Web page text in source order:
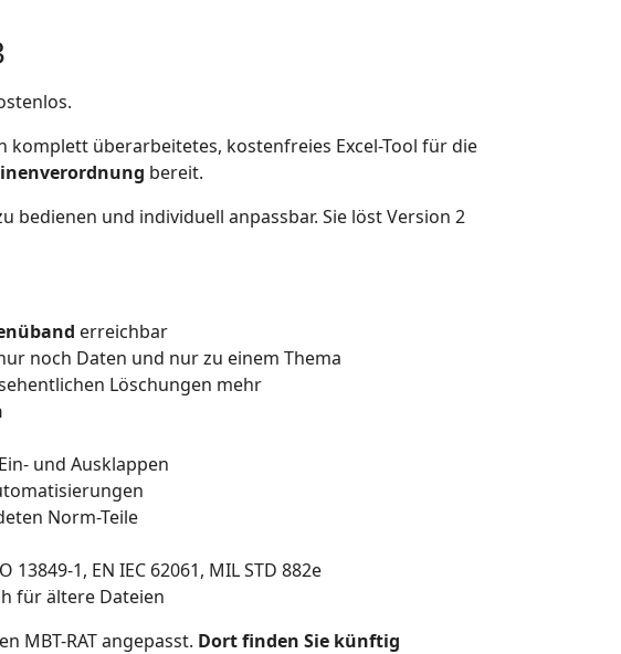
komplett überarbeitetes, kostenfreies Excel-Tool für die
bereit.
bedienen und individuell anpassbar. Sie löst Version 2
erreichbar
noch Daten und nur zu einem Thema
Löschungen mehr
und Ausklappen
Norm-Teile
13849-1, EN IEC 62061, MIL STD 882e
für ältere Dateien
MBT-RAT angepasst. Dort finden Sie künftig